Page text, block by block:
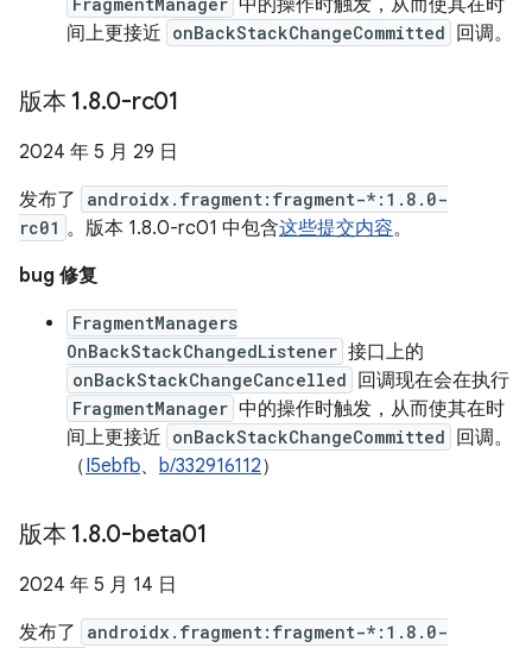
中的操作时触发，从而使其在时
间上更接近 onBackStackChangeCommitted 回调。
版本 1.8.0-rc01
2024 年 5 月 29 日
发布了
androidx.fragment:fragment-*:1.8.0-
rc01 。版本 1.8.0-rc01 中包含这些提交内容。
bug 修复
FragmentManagers
OnBackStackChangedListener 接口上的
onBackStackChangeCancelled 回调现在会在执行
FragmentManager 中的操作时触发，从而使其在时
间上更接近 onBackStackChangeCommitted
回调。
（I5ebfb、 b/332916112）
版本 1.8.0-beta01
2024 年 5 月 14 日
发布了
androidx.fragment:fragment-*:1.8.0-